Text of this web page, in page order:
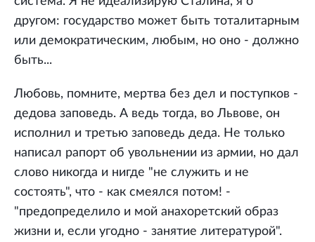
другом: государство может быть тоталитарным
или демократическим, любым, но оно - должно
быть...
Любовь, помните, мертва без дел и поступков -
дедова заповедь. А ведь тогда, во Львове, он
исполнил и третью заповедь деда. Не только
написал рапорт об увольнении из армии, но дал
слово никогда и нигде "не служить и не
состоять", что - как смеялся потом! -
"предопределило и мой анахоретский образ
жизни и, если угодно - занятие литературой".